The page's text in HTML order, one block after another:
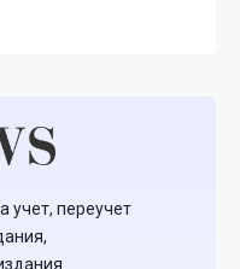
учет, переучет